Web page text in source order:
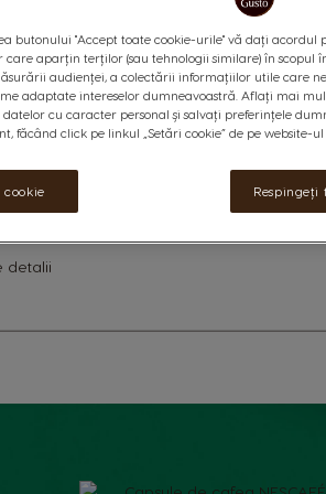
detalii
of
100capsule:
aromă
Află
butonului "Accept toate cookie-urile" vă dați
care aparțin terților (sau tehnologii similare) în
audienței, a colectării informațiilor utile care
adaptate intereselor dumneavoastră. Aflați mai
cu caracter personal și salvați preferințele
făcând click pe linkul „Setări cookie” de pe website-ul
Respingeți
cookie